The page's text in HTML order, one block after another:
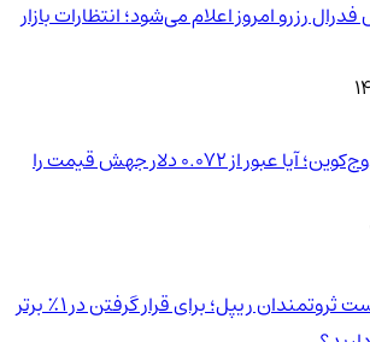
رزرو امروز اعلام می‌شود؛ انتظارات بازار
تحلیل قیمت دوج‌کوین؛ آیا عبور از ۰.۰۷۲ دلار جهش قیمت را
به‌روزرسانی لیست ثروتمندان ریپل؛ برای قرار گرفتن در ۱٪ برتر